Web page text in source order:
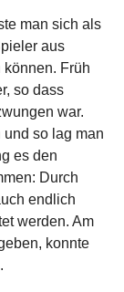
man sich als
aus
Früh
so dass
war.
so lag man
es den
Durch
endlich
werden. Am
konnte